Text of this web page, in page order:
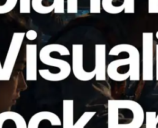
lanza el Solana Block
del tiempo de
por slot y del